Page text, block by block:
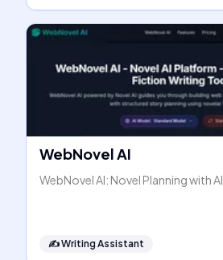
WebNovel AI
WebNovel AI: Novel Planning with AI
✍️Writing Assistant